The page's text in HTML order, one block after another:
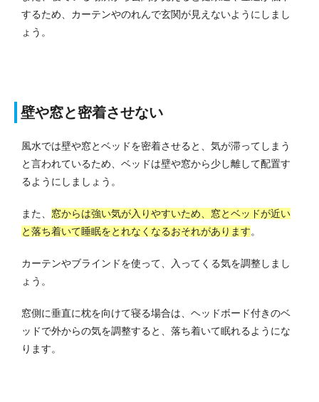
するため、カーテンやのれんで玄関が見えないようにしまし
ょう。
壁や窓と密着させない
風水では壁や窓とベッドを密着させると、気が滞ってしまう
と言われているため、ベッドは壁や窓から少し離して配置す
るようにしましょう。
また、 窓からは強い気が入りやすいため、窓とベッドが近い
と落ち着いて睡眠をとれなくなるおそれがあります。
カーテンやブラインドを使って、入ってくる気を調整しまし
ょう。
窓側に垂直に枕を向けて寝る場合は、ヘッドボード付きのベ
ッドで外からの気を調整すると、落ち着いて眠れるようにな
ります。